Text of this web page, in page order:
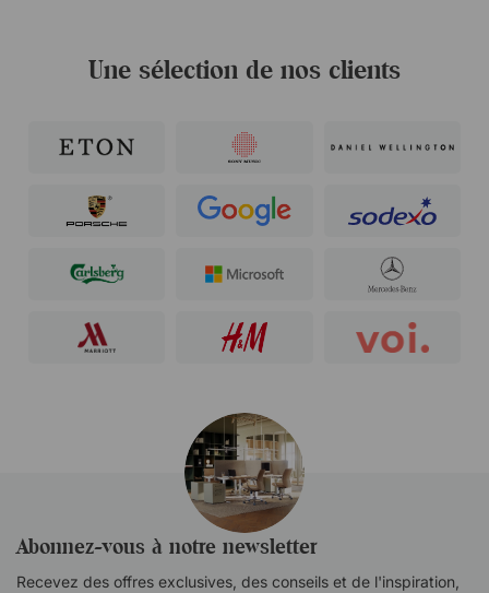
Une sélection de nos clients
Abonnez-vous à notre newsletter
Recevez des offres exclusives, des conseils et de l'inspiration,